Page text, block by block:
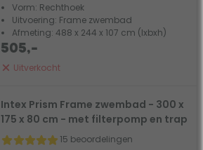
Vorm: Rechthoek
Uitvoering: Frame zwembad
Afmeting: 488 x 244 x 107 cm (lxbxh)
Uitverkocht
505,-
Intex Prism Frame zwembad - 300 x
175 x 80 cm - met filterpomp en trap
15 beoordelingen